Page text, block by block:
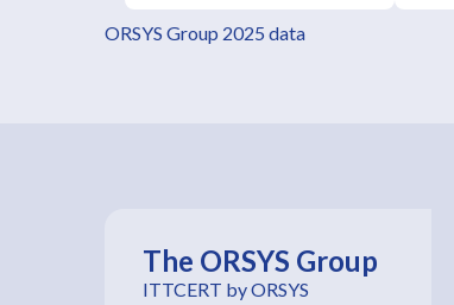
ORSYS Group 2025 data
The ORSYS Group
ITTCERT by ORSYS